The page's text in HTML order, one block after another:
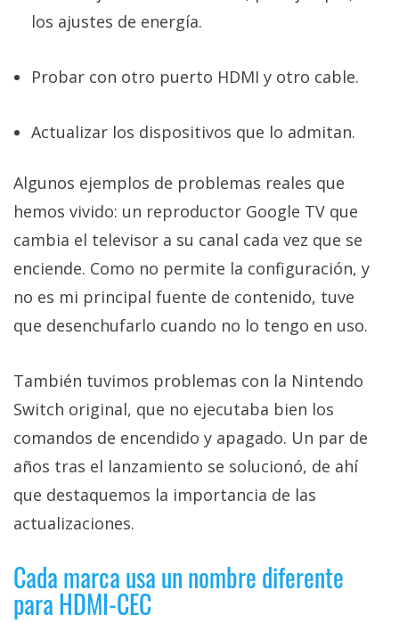
los ajustes de energía.
Probar con otro puerto HDMI y otro cable.
Actualizar los dispositivos que lo admitan.
Algunos ejemplos de problemas reales que
hemos vivido: un reproductor Google TV que
cambia el televisor a su canal cada vez que se
enciende. Como no permite la configuración, y
no es mi principal fuente de contenido, tuve
que desenchufarlo cuando no lo tengo en uso.
También tuvimos problemas con la Nintendo
Switch original, que no ejecutaba bien los
comandos de encendido y apagado. Un par de
años tras el lanzamiento se solucionó, de ahí
que destaquemos la importancia de las
actualizaciones.
Cada marca usa un nombre diferente
para HDMI-CEC